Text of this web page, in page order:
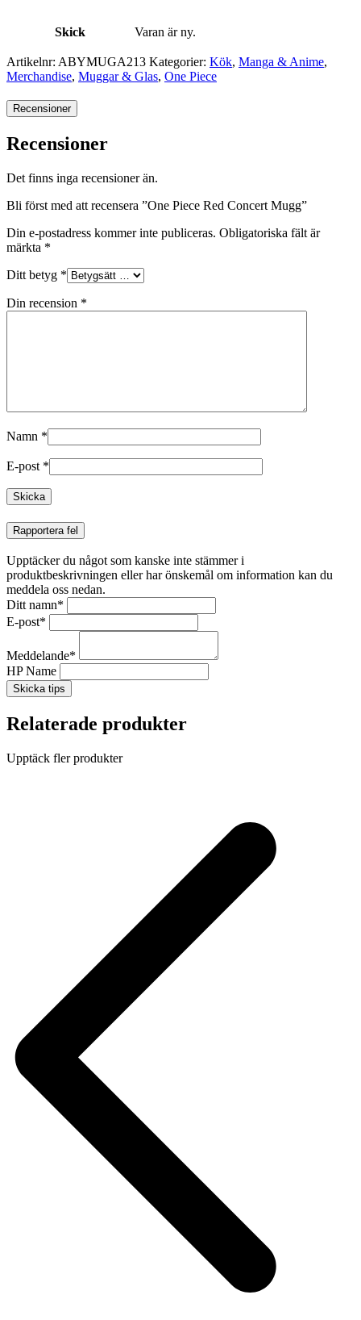
Skick Varan är ny.
Artikelnr: ABYMUGA213 Kategorier: Kök, Manga & Anime,
Merchandise, Muggar & Glas, One Piece
Recensioner
Recensioner
Det finns inga recensioner än.
Bli först med att recensera ”One Piece Red Concert Mugg”
Din e-postadress kommer inte publiceras. Obligatoriska fält är
märkta *
Ditt betyg *
Din recension *
Namn *
E-post *
Rapportera fel
Upptäcker du något som kanske inte stämmer i
produktbeskrivningen eller har önskemål om information kan du
meddela oss nedan.
Ditt namn*
E-post*
Meddelande*
HP Name
Skicka tips
Relaterade produkter
Upptäck fler produkter